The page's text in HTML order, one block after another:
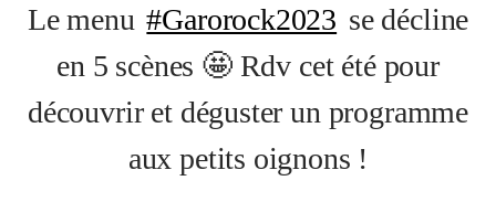
Le menu #Garorock2023 se décline
en 5 scènes 🤩 Rdv cet été pour
découvrir et déguster un programme
aux petits oignons !